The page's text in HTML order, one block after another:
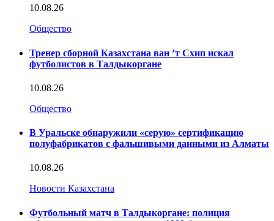
10.08.26
Общество
Тренер сборной Казахстана ван ’т Схип искал
футболистов в Талдыкоргане
10.08.26
Общество
В Уральске обнаружили «серую» сертификацию
полуфабрикатов с фальшивыми данными из Алматы
10.08.26
Новости Казахстана
Футбольный матч в Талдыкоргане: полиция